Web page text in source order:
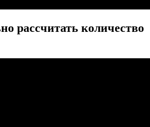
рассчитать количество